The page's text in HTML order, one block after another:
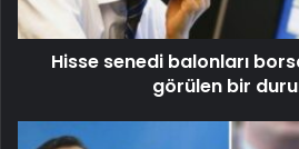
Hisse senedi balonları
görülen bir